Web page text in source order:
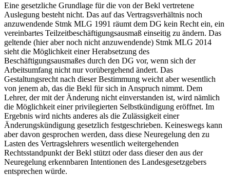
Eine gesetzliche Grundlage für die von der Bekl vertretene
Auslegung besteht nicht. Das auf das Vertragsverhältnis noch
anzuwendende Stmk MLG 1991 räumt dem DG kein Recht ein, ein
vereinbartes Teilzeitbeschäftigungsausmaß einseitig zu ändern. Das
geltende (hier aber noch nicht anzuwendende) Stmk MLG 2014
sieht die Möglichkeit einer Herabsetzung des
Beschäftigungsausmaßes durch den DG vor, wenn sich der
Arbeitsumfang nicht nur vorübergehend ändert. Das
Gestaltungsrecht nach dieser Bestimmung weicht aber wesentlich
von jenem ab, das die Bekl für sich in Anspruch nimmt. Dem
Lehrer, der mit der Änderung nicht einverstanden ist, wird nämlich
die Möglichkeit einer privilegierten Selbstkündigung eröffnet. Im
Ergebnis wird nichts anderes als die Zulässigkeit einer
Änderungskündigung gesetzlich festgeschrieben. Keineswegs kann
aber davon gesprochen werden, dass diese Neuregelung den zu
Lasten des Vertragslehrers wesentlich weitergehenden
Rechtsstandpunkt der Bekl stützt oder dass dieser den aus der
Neuregelung erkennbaren Intentionen des Landesgesetzgebers
entsprechen würde.